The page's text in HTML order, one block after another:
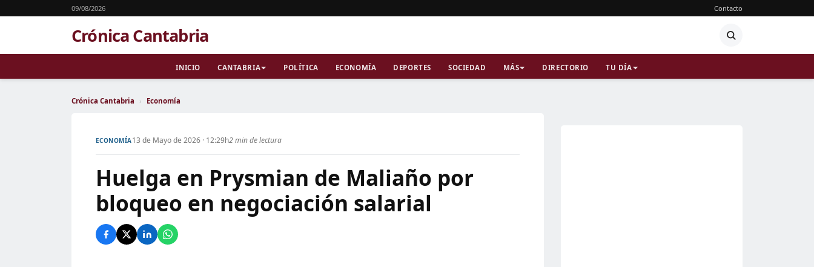
09/08/2026 Contacto
Crónica Cantabria
INICIO CANTABRIA POLÍTICA ECONOMÍA DEPORTES SOCIEDAD MÁS DIRECTORIO TU DÍA
Crónica Cantabria › Economía
ECONOMÍA13 de Mayo de 2026 · 12:29h2 min de lectura
Huelga en Prysmian de Maliaño por
bloqueo en negociación salarial